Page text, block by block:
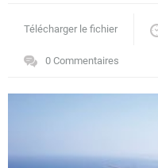
Télécharger le fichier
0 Commentaires